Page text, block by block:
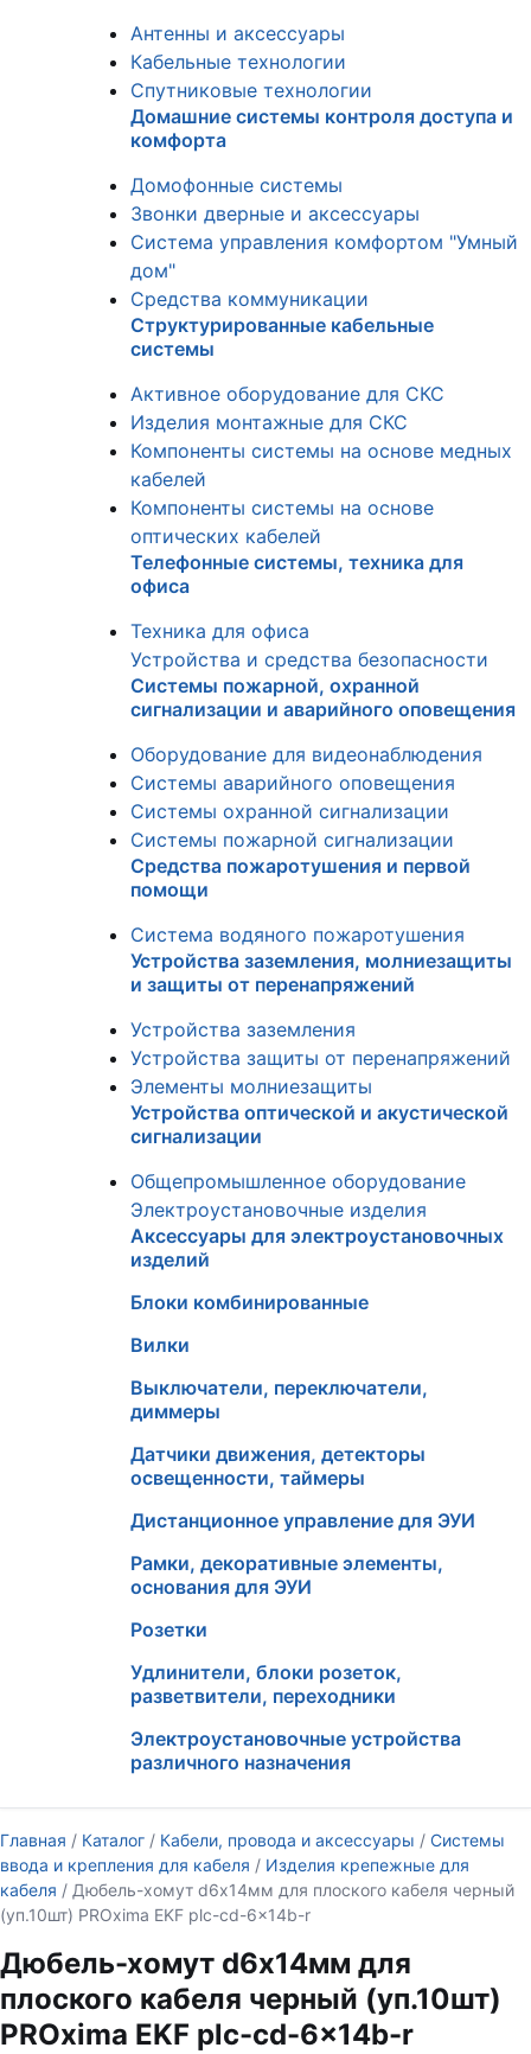
Антенны и аксессуары
Кабельные технологии
Спутниковые технологии
Домашние системы контроля доступа и
комфорта
Домофонные системы
Звонки дверные и аксессуары
Система управления комфортом "Умный
дом"
Средства коммуникации
Структурированные кабельные
системы
Активное оборудование для СКС
Изделия монтажные для СКС
Компоненты системы на основе медных
кабелей
Компоненты системы на основе
оптических кабелей
Телефонные системы, техника для
офиса
Техника для офиса
Устройства и средства безопасности
Системы пожарной, охранной
сигнализации и аварийного оповещения
Оборудование для видеонаблюдения
Системы аварийного оповещения
Системы охранной сигнализации
Системы пожарной сигнализации
Средства пожаротушения и первой
помощи
Система водяного пожаротушения
Устройства заземления, молниезащиты
и защиты от перенапряжений
Устройства заземления
Устройства защиты от перенапряжений
Элементы молниезащиты
Устройства оптической и акустической
сигнализации
Общепромышленное оборудование
Электроустановочные изделия
Аксессуары для электроустановочных
изделий
Блоки комбинированные
Вилки
Выключатели, переключатели,
диммеры
Датчики движения, детекторы
освещенности, таймеры
Дистанционное управление для ЭУИ
Рамки, декоративные элементы,
основания для ЭУИ
Розетки
Удлинители, блоки розеток,
разветвители, переходники
Электроустановочные устройства
различного назначения
Главная / Каталог / Кабели, провода и аксессуары / Системы
ввода и крепления для кабеля / Изделия крепежные для
кабеля / Дюбель-хомут d6х14мм для плоского кабеля черный
(уп.10шт) PROxima EKF plc-cd-6x14b-r
Дюбель-хомут d6х14мм для
плоского кабеля черный (уп.10шт)
PROxima EKF plc-cd-6x14b-r